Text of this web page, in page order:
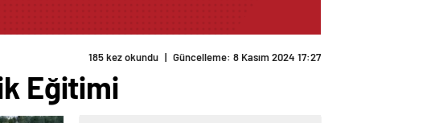
185 kez okundu | Güncelleme: 8 Kasım 2024 17:27
Eğitimi